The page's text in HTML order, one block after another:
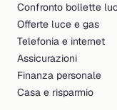
Confronto bollette
Offerte luce e gas
Telefonia e internet
Assicurazioni
Finanza personale
Casa e risparmio